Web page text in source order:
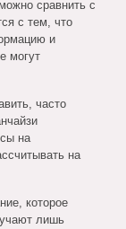
сравнить с
с тем, что
и
могут
часто
на
на
которое
лишь